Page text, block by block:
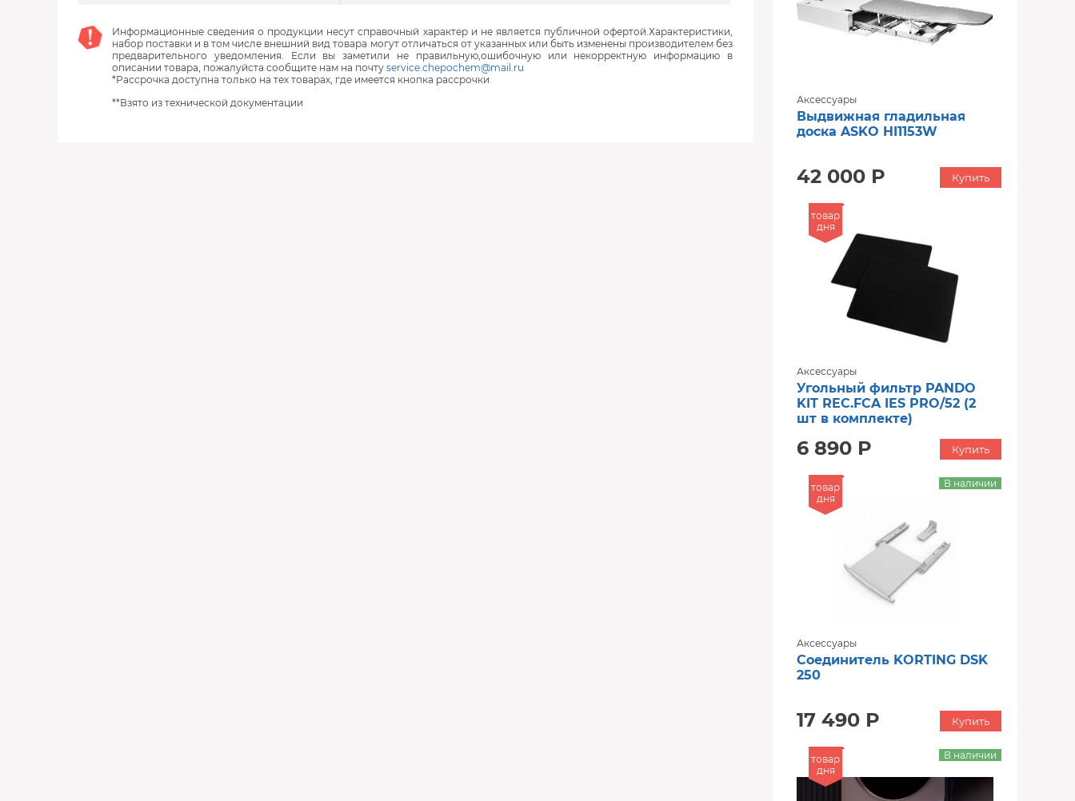
Информационные сведения о продукции несут справочный характер и не является публичной офертой.Характеристики,
набор поставки и в том числе внешний вид товара могут отличаться от указанных или быть изменены производителем без
предварительного уведомления. Если вы заметили не правильную,ошибочную или некорректную информацию в
описании товара, пожалуйста сообщите нам на почту service.chepochem@mail.ru
*Рассрочка доступна только на тех товарах, где имеется кнопка рассрочки
**Взято из технической документации
Аксессуары
Выдвижная гладильная
доска ASKO HI1153W
42 000 Р Купить
товар
дня
Аксессуары
Угольный фильтр PANDO
KIT REC.FCA IES PRO/52 (2
шт в комплекте)
6 890 Р Купить
товар
дня
Аксессуары
Соединитель KORTING DSK
250
17 490 Р
В наличии
Купить
товар
дня
В наличии